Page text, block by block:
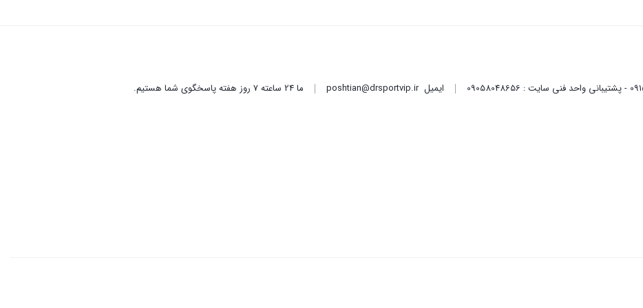
ایمیلposhtian@drsportvip.ir ما 24 ساعته 7 روز هفته پاسخگوی شما هستیم.